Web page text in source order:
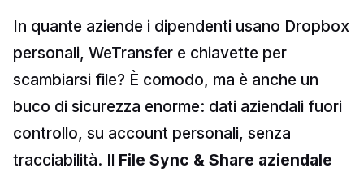
In quante aziende i dipendenti usano Dropbox
personali, WeTransfer e chiavette per
scambiarsi file? È comodo, ma è anche un
buco di sicurezza enorme: dati aziendali fuori
controllo, su account personali, senza
tracciabilità. Il File Sync & Share aziendale